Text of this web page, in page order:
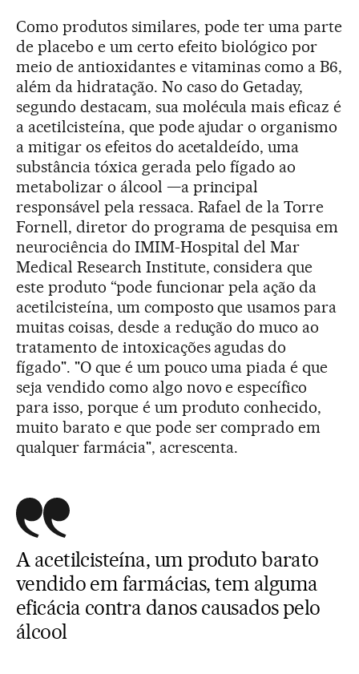
Como produtos similares, pode ter uma parte
de placebo e um certo efeito biológico por
meio de antioxidantes e vitaminas como a B6,
além da hidratação. No caso do Getaday,
segundo destacam, sua molécula mais eficaz é
a acetilcisteína, que pode ajudar o organismo
a mitigar os efeitos do acetaldeído, uma
substância tóxica gerada pelo fígado ao
metabolizar o álcool —a principal
responsável pela ressaca. Rafael de la Torre
Fornell, diretor do programa de pesquisa em
neurociência do IMIM-Hospital del Mar
Medical Research Institute, considera que
este produto “pode funcionar pela ação da
acetilcisteína, um composto que usamos para
muitas coisas, desde a redução do muco ao
tratamento de intoxicações agudas do
fígado". "O que é um pouco uma piada é que
seja vendido como algo novo e específico
para isso, porque é um produto conhecido,
muito barato e que pode ser comprado em
qualquer farmácia", acrescenta.
A acetilcisteína, um produto barato
vendido em farmácias, tem alguma
eficácia contra danos causados pelo
álcool